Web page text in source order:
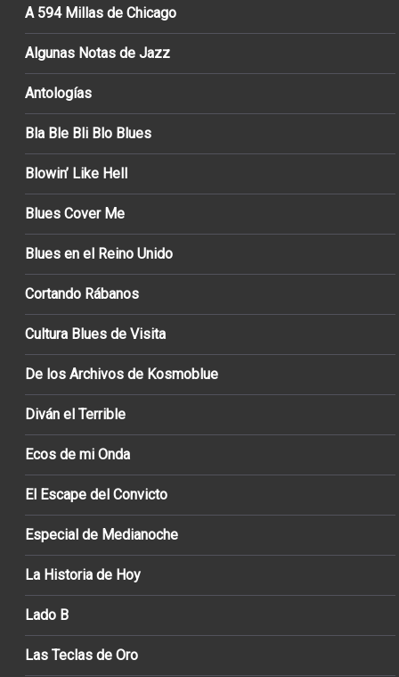
A 594 Millas de Chicago
Algunas Notas de Jazz
Antologías
Bla Ble Bli Blo Blues
Blowin’ Like Hell
Blues Cover Me
Blues en el Reino Unido
Cortando Rábanos
Cultura Blues de Visita
De los Archivos de Kosmoblue
Diván el Terrible
Ecos de mi Onda
El Escape del Convicto
Especial de Medianoche
La Historia de Hoy
Lado B
Las Teclas de Oro